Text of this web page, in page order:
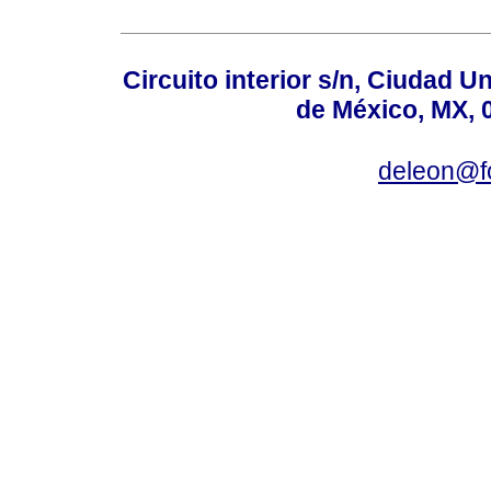
Circuito interior s/n, Ciudad
de México, MX,